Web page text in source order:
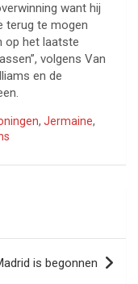
want hij
terug te mogen
op het laatste
volgens Van
en de
, Jermaine,
is begonnen